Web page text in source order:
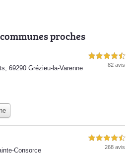
proches
69290 Grézieu-la-Varenne
4,5 étoiles sur 5
82 avis
Consorce
4,5 étoiles sur 5
268 avis